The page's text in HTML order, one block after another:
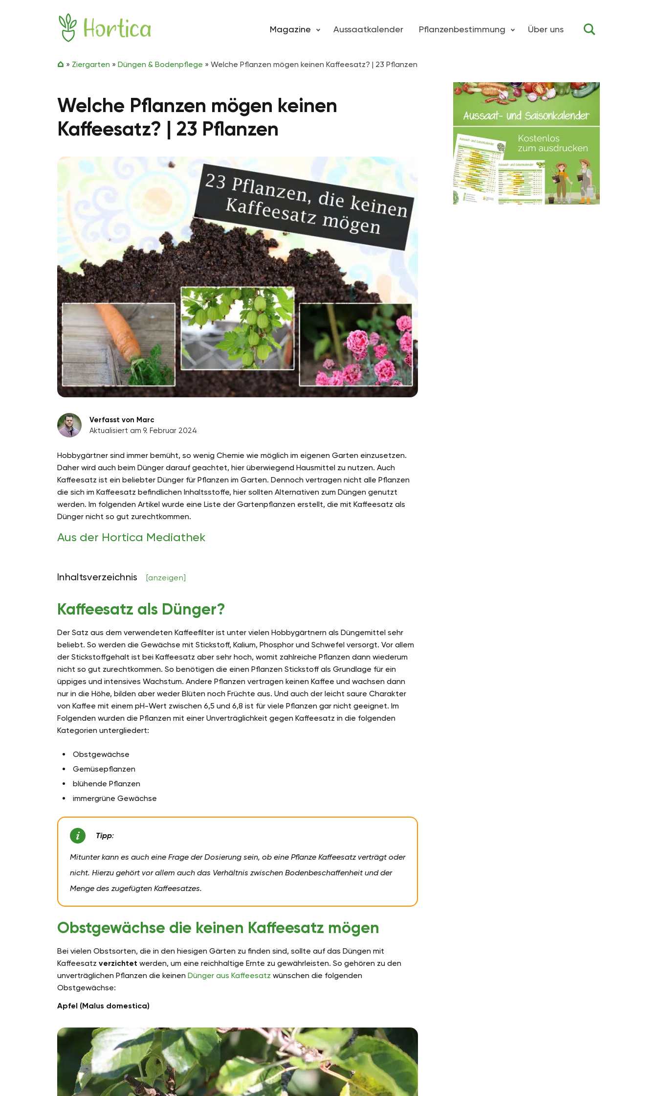
Magazine Aussaatkalender Pflanzenbestimmung Über uns
» Ziergarten » Düngen & Bodenpflege » Welche Pflanzen mögen keinen Kaffeesatz? | 23 Pflanzen
Welche Pflanzen mögen keinen
Kaffeesatz? | 23 Pflanzen
Verfasst von Marc
Aktualisiert am 9. Februar 2024
Hobbygärtner sind immer bemüht, so wenig Chemie wie möglich im eigenen Garten einzusetzen.
Daher wird auch beim Dünger darauf geachtet, hier überwiegend Hausmittel zu nutzen. Auch
Kaffeesatz ist ein beliebter Dünger für Pflanzen im Garten. Dennoch vertragen nicht alle Pflanzen
die sich im Kaffeesatz befindlichen Inhaltsstoffe, hier sollten Alternativen zum Düngen genutzt
werden. Im folgenden Artikel wurde eine Liste der Gartenpflanzen erstellt, die mit Kaffeesatz als
Dünger nicht so gut zurechtkommen.
Aus der Hortica Mediathek
Inhaltsverzeichnis [anzeigen]
Kaffeesatz als Dünger?
Der Satz aus dem verwendeten Kaffeefilter ist unter vielen Hobbygärtnern als Düngemittel sehr
beliebt. So werden die Gewächse mit Stickstoff, Kalium, Phosphor und Schwefel versorgt. Vor allem
der Stickstoffgehalt ist bei Kaffeesatz aber sehr hoch, womit zahlreiche Pflanzen dann wiederum
nicht so gut zurechtkommen. So benötigen die einen Pflanzen Stickstoff als Grundlage für ein
üppiges und intensives Wachstum. Andere Pflanzen vertragen keinen Kaffee und wachsen dann
nur in die Höhe, bilden aber weder Blüten noch Früchte aus. Und auch der leicht saure Charakter
von Kaffee mit einem pH-Wert zwischen 6,5 und 6,8 ist für viele Pflanzen gar nicht geeignet. Im
Folgenden wurden die Pflanzen mit einer Unverträglichkeit gegen Kaffeesatz in die folgenden
Kategorien untergliedert:
Obstgewächse
Gemüsepflanzen
blühende Pflanzen
immergrüne Gewächse
Tipp:
Mitunter kann es auch eine Frage der Dosierung sein, ob eine Pflanze Kaffeesatz verträgt oder
nicht. Hierzu gehört vor allem auch das Verhältnis zwischen Bodenbeschaffenheit und der
Menge des zugefügten Kaffeesatzes.
Obstgewächse die keinen Kaffeesatz mögen
Bei vielen Obstsorten, die in den hiesigen Gärten zu finden sind, sollte auf das Düngen mit
Kaffeesatz verzichtet werden, um eine reichhaltige Ernte zu gewährleisten. So gehören zu den
unverträglichen Pflanzen die keinen Dünger aus Kaffeesatz wünschen die folgenden
Obstgewächse:
Apfel (Malus domestica)